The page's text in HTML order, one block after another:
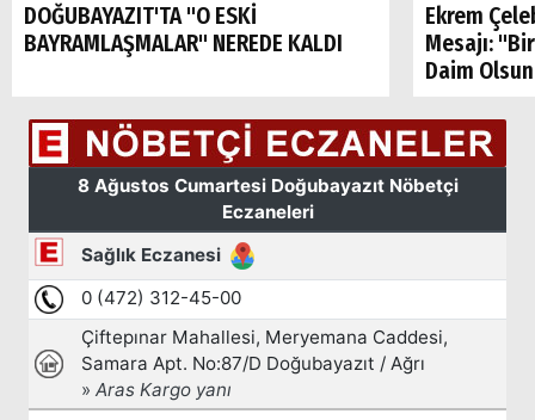
DOĞUBAYAZIT'TA "O ESKİ
BAYRAMLAŞMALAR" NEREDE KALDI
Ekrem
Mesajı:
Daim
Arama
Ağrı
Doğubayazıt